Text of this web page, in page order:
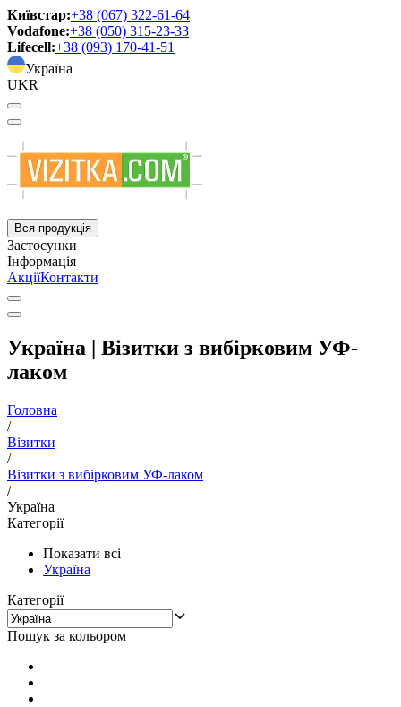
Київстар:+38 (067) 322-61-64
Vodafone:+38 (050) 315-23-33
Lifecell:+38 (093) 170-41-51
Україна
UKR
Вся продукція
Застосунки
Інформація
АкціїКонтакти
Україна | Візитки з вибірковим УФ-
лаком
Головна
/
Візитки
/
Візитки з вибірковим УФ-лаком
/
Україна
Категорії
Показати всі
Україна
Категорії
Пошук за кольором